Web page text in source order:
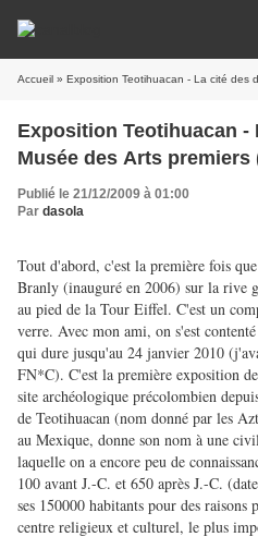
Accueil » Exposition Teotihuacan - La cité des
Exposition Teotihuacan -
Musée des Arts premiers
Publié le 21/12/2009 à 01:00
Par dasola
Tout d'abord, c'est la première fois
Branly (inauguré en 2006) sur la rive
au pied de la Tour Eiffel. C'est un
verre. Avec mon ami, on s'est
qui dure jusqu'au 24 janvier 2010
FN*C). C'est la première exposition
site archéologique précolombien
de Teotihuacan (nom donné par les
au Mexique, donne son nom à une
laquelle on a encore peu de
100 avant J.-C. et 650 après J.-C.
ses 150000 habitants pour des
centre religieux et culturel, le plus